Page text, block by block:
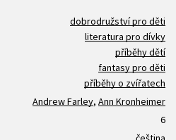
dobrodružství pro děti
literatura pro dívky
příběhy dětí
fantasy pro děti
příběhy o zvířatech
Andrew Farley, Ann Kronheimer
6